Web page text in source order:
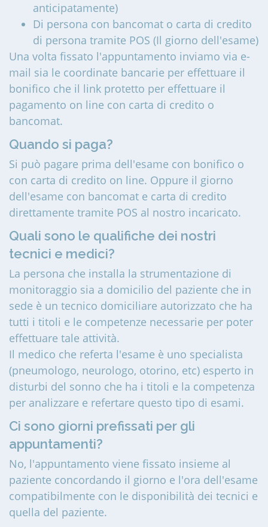
anticipatamente)
Di persona con bancomat o carta di credito
di persona tramite POS (Il giorno dell'esame)
Una volta fissato l'appuntamento inviamo via e-
mail sia le coordinate bancarie per effettuare il
bonifico che il link protetto per effettuare il
pagamento on line con carta di credito o
bancomat.
Quando si paga?
Si può pagare prima dell'esame con bonifico o
con carta di credito on line. Oppure il giorno
dell'esame con bancomat e carta di credito
direttamente tramite POS al nostro incaricato.
Quali sono le qualifiche dei nostri
tecnici e medici?
La persona che installa la strumentazione di
monitoraggio sia a domicilio del paziente che in
sede è un tecnico domiciliare autorizzato che ha
tutti i titoli e le competenze necessarie per poter
effettuare tale attività.
Il medico che referta l'esame è uno specialista
(pneumologo, neurologo, otorino, etc) esperto in
disturbi del sonno che ha i titoli e la competenza
per analizzare e refertare questo tipo di esami.
Ci sono giorni prefissati per gli
appuntamenti?
No, l'appuntamento viene fissato insieme al
paziente concordando il giorno e l'ora dell'esame
compatibilmente con le disponibilità dei tecnici e
quella del paziente.